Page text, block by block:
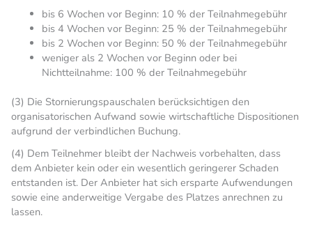
bis 6 Wochen vor Beginn: 10 % der Teilnahmegebühr
bis 4 Wochen vor Beginn: 25 % der Teilnahmegebühr
bis 2 Wochen vor Beginn: 50 % der Teilnahmegebühr
weniger als 2 Wochen vor Beginn oder bei
Nichtteilnahme: 100 % der Teilnahmegebühr
(3) Die Stornierungspauschalen berücksichtigen den
organisatorischen Aufwand sowie wirtschaftliche Dispositionen
aufgrund der verbindlichen Buchung.
(4) Dem Teilnehmer bleibt der Nachweis vorbehalten, dass
dem Anbieter kein oder ein wesentlich geringerer Schaden
entstanden ist. Der Anbieter hat sich ersparte Aufwendungen
sowie eine anderweitige Vergabe des Platzes anrechnen zu
lassen.